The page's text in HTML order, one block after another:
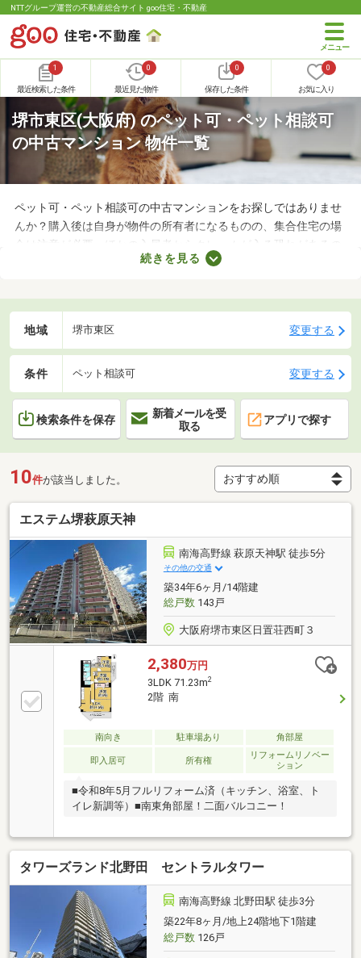
NTTグループ運営の不動産総合サイト goo住宅・不動産
1
最近検索した条件
0
最近見た物件
0
保存した条件
0
お気に入り
堺市東区(大阪府) のペット可・ペット相談可
の中古マンション 物件一覧
ペット可・ペット相談可の中古マンションをお探しではありませ
んか？購入後は自身が物件の所有者になるものの、集合住宅の場
合は注意が必要。ほかの入居者からクレームが入る恐れがあるの
で、大切な家族と引っ越す際は、ペット可の物件を選ぶことが大
するので、ペットと快適に暮らせるお部屋を見つけてください
続きを見る
地域 堺市東区 変更する
条件 ペット相談可 変更する
検索条件を保存
新着メールを受
取る
アプリで探す
10件が該当しました。
エステム堺萩原天神
南海高野線 萩原天神駅 徒歩5分
その他の交通
築34年6ヶ月/14階建
総戸数143戸
大阪府堺市東区日置荘西町３
2,380万円
3LDK 71.23m2
2階 南
南向き 駐車場あり 角部屋
即入居可 所有権
リフォームリノベー
ション
■令和8年5月フルリフォーム済（キッチン、浴室、ト
イレ新調等）■南東角部屋！二面バルコニー！
タワーズランド北野田 セントラルタワー
南海高野線 北野田駅 徒歩3分
築22年8ヶ月/地上24階地下1階建
総戸数126戸